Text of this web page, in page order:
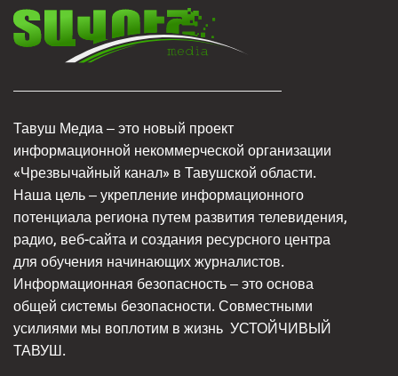
Тавуш Медиа – это новый проект
информационной некоммерческой организации
«Чрезвычайный канал» в Тавушской области.
Наша цель – укрепление информационного
потенциала региона путем развития телевидения,
радио, веб-сайта и создания ресурсного центра
для обучения начинающих журналистов.
Информационная безопасность – это основа
общей системы безопасности. Совместными
усилиями мы воплотим в жизнь УСТОЙЧИВЫЙ
ТАВУШ.